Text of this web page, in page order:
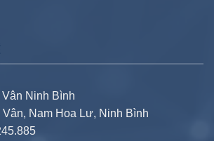
Ninh Bình
Nam Hoa Lư, Ninh Bình